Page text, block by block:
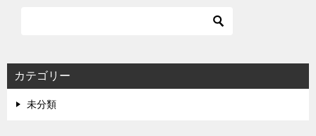
カテゴリー
未分類